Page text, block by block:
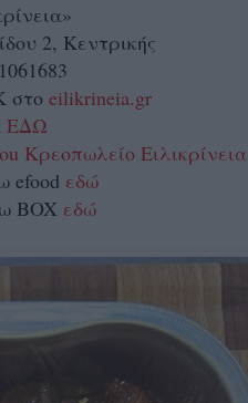
2, Κεντρικής
στο eilikrineia.gr
ΕΔΩ
Κρεοπωλείο Ειλικρίνεια
efood εδώ
BOX εδώ